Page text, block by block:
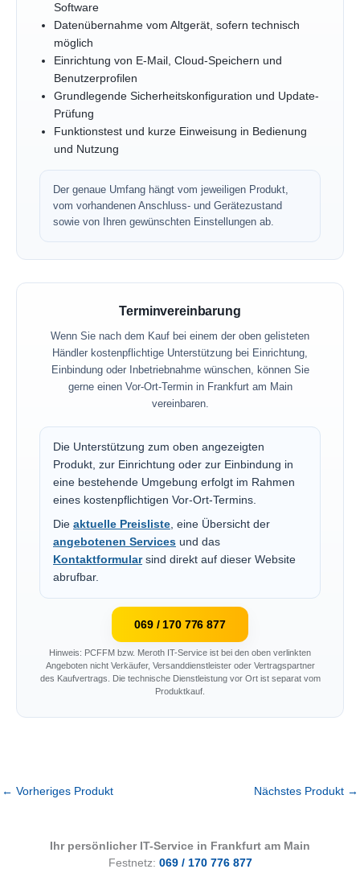
Software
Datenübernahme vom Altgerät, sofern technisch
möglich
Einrichtung von E-Mail, Cloud-Speichern und
Benutzerprofilen
Grundlegende Sicherheitskonfiguration und Update-
Prüfung
Funktionstest und kurze Einweisung in Bedienung
und Nutzung
Der genaue Umfang hängt vom jeweiligen Produkt,
vom vorhandenen Anschluss- und Gerätezustand
sowie von Ihren gewünschten Einstellungen ab.
Terminvereinbarung
Wenn Sie nach dem Kauf bei einem der oben gelisteten
Händler kostenpflichtige Unterstützung bei Einrichtung,
Einbindung oder Inbetriebnahme wünschen, können Sie
gerne einen Vor-Ort-Termin in Frankfurt am Main
vereinbaren.
Die Unterstützung zum oben angezeigten
Produkt, zur Einrichtung oder zur Einbindung in
eine bestehende Umgebung erfolgt im Rahmen
eines kostenpflichtigen Vor-Ort-Termins.
Die aktuelle Preisliste , eine Übersicht der
angebotenen Services und das
Kontaktformularsind direkt auf dieser Website
abrufbar.
069 / 170 776 877
Hinweis: PCFFM bzw. Meroth IT-Service ist bei den oben verlinkten
Angeboten nicht Verkäufer, Versanddienstleister oder Vertragspartner
des Kaufvertrags. Die technische Dienstleistung vor Ort ist separat vom
Produktkauf.
← Vorheriges Produkt Nächstes Produkt →
Ihr persönlicher IT-Service in Frankfurt am Main
Festnetz: 069 / 170 776 877